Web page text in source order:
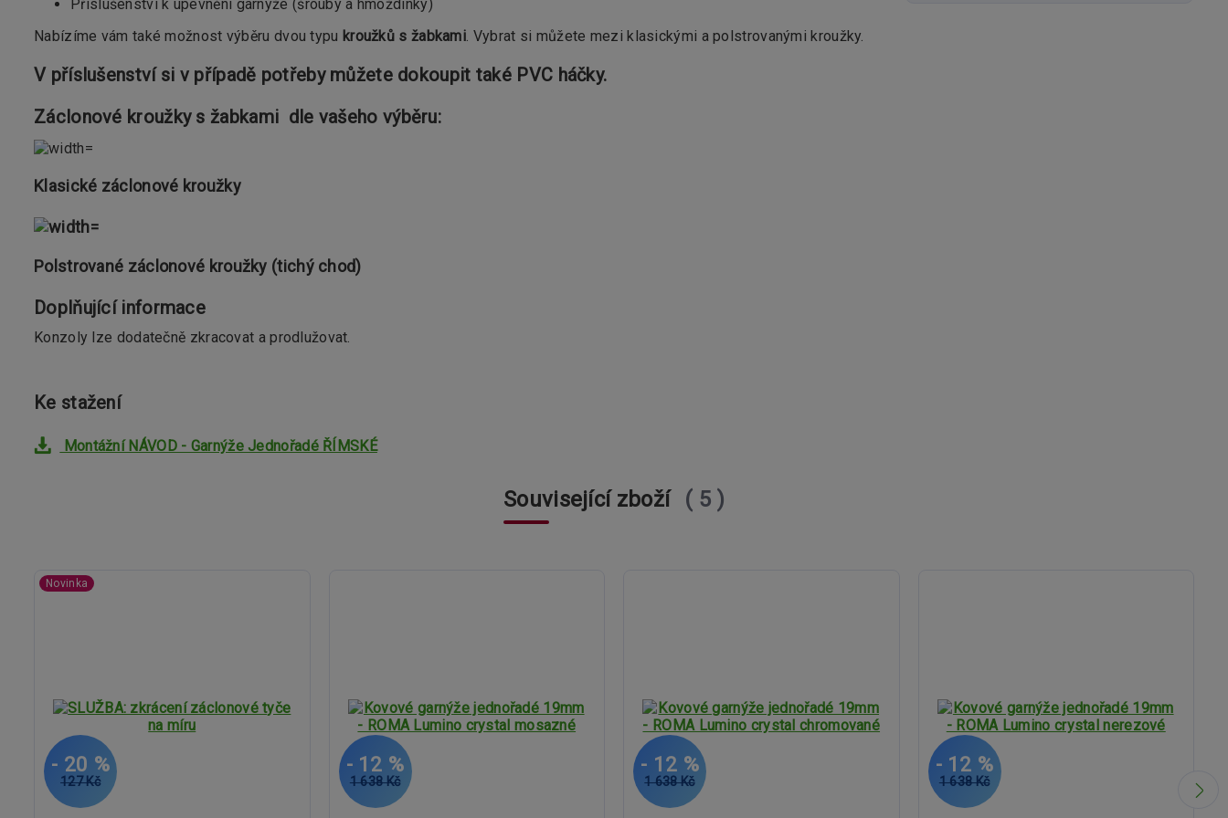
Příslušenství k upevnění garnýže (šrouby a hmoždinky)
Nabízíme vám také možnost výběru dvou typu kroužků s žabkami. Vybrat si můžete mezi klasickými a polstrovanými kroužky.
V příslušenství si v případě potřeby můžete dokoupit také PVC háčky.
Záclonové kroužky s žabkami dle vašeho výběru:
Klasické záclonové kroužky
Polstrované záclonové kroužky (tichý chod)
Doplňující informace
Konzoly lze dodatečně zkracovat a prodlužovat.
Ke stažení
Montážní NÁVOD - Garnýže Jednořadé ŘÍMSKÉ
Související zboží 5
Novinka
127 Kč
- 20 %
1 638 Kč
- 12 %
1 638 Kč
- 12 %
1 638 Kč
- 12 %